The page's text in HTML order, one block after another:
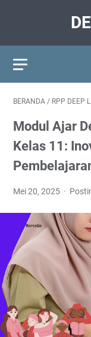
BERANDA / RPP DEEP
Modul Ajar
Kelas 11:
Mei 20, 2025